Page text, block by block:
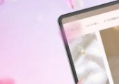
SERVICE